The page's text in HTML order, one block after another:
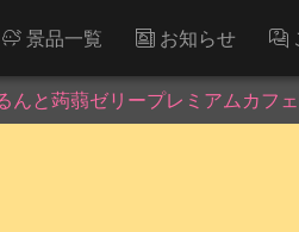
景品一覧 お知らせ
んと蒟蒻ゼリープレミアムカフ